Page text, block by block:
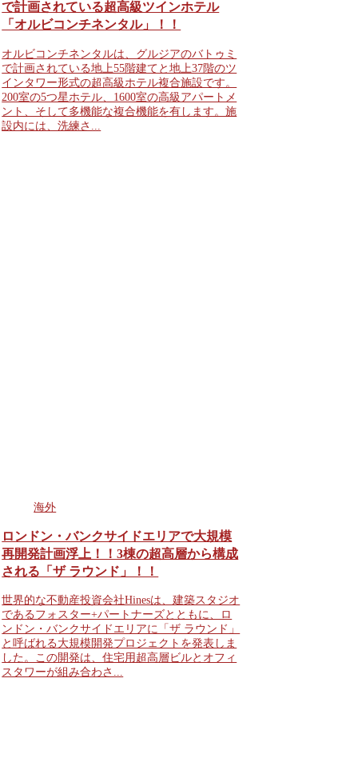
で計画されている超高級ツインホテル
「オルビコンチネンタル」！！
オルビコンチネンタルは、グルジアのバトゥミ
で計画されている地上55階建てと地上37階のツ
インタワー形式の超高級ホテル複合施設です。
200室の5つ星ホテル、1600室の高級アパートメ
ント、そして多機能な複合機能を有します。施
設内には、洗練さ...
海外
ロンドン・バンクサイドエリアで大規模
再開発計画浮上！！3棟の超高層から構成
される「ザ ラウンド」！！
世界的な不動産投資会社Hinesは、建築スタジオ
であるフォスター+パートナーズとともに、ロ
ンドン・バンクサイドエリアに「ザ ラウンド」
と呼ばれる大規模開発プロジェクトを発表しま
した。この開発は、住宅用超高層ビルとオフィ
スタワーが組み合わさ...